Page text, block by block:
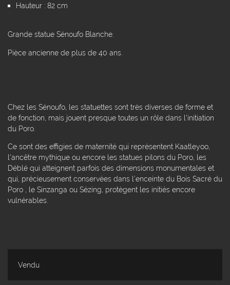
Hauteur : 82 cm
Grande statue Sénoufo Blanche.
Pièce ancienne de plus de 40 ans.
Chez les Sénoufo, les statuettes sont très diverses de forme et
de fonction, mais jouent presque toutes un rôle dans l'initiation
du Poro.
Ce sont des effigies de maternité qui représentent Kaatleyoo,
l'ancêtre mythique ou encore les statues pilons du Poro, les
Déblé qui atteignent parfois des dimensions monumentales et
qui, précieusement conservées dans l’enceinte du Bois Sacré du
Poro , le Sinzanga ou Sézing, protègent les initiés encore
vulnérables.
Vendu